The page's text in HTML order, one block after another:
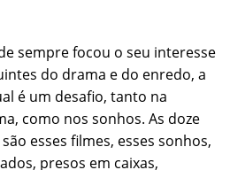
sempre focou o seu interesse
do drama e do enredo, a
é um desafio, tanto na
como nos sonhos. As doze
esses filmes, esses sonhos,
presos em caixas,